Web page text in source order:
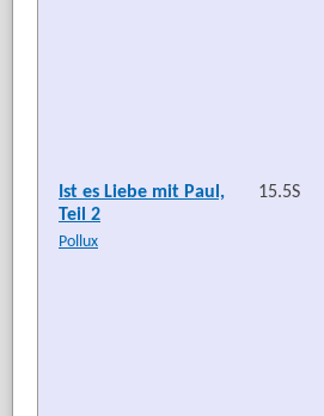
Ist es Liebe mit Paul,
Teil 2
Pollux
15.5S